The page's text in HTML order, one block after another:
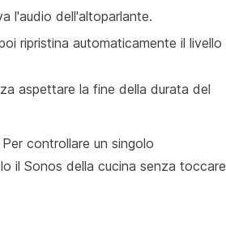
l'audio dell'altoparlante.
ripristina automaticamente il livello
aspettare la fine della durata del
Per controllare un singolo
il Sonos della cucina senza toccare